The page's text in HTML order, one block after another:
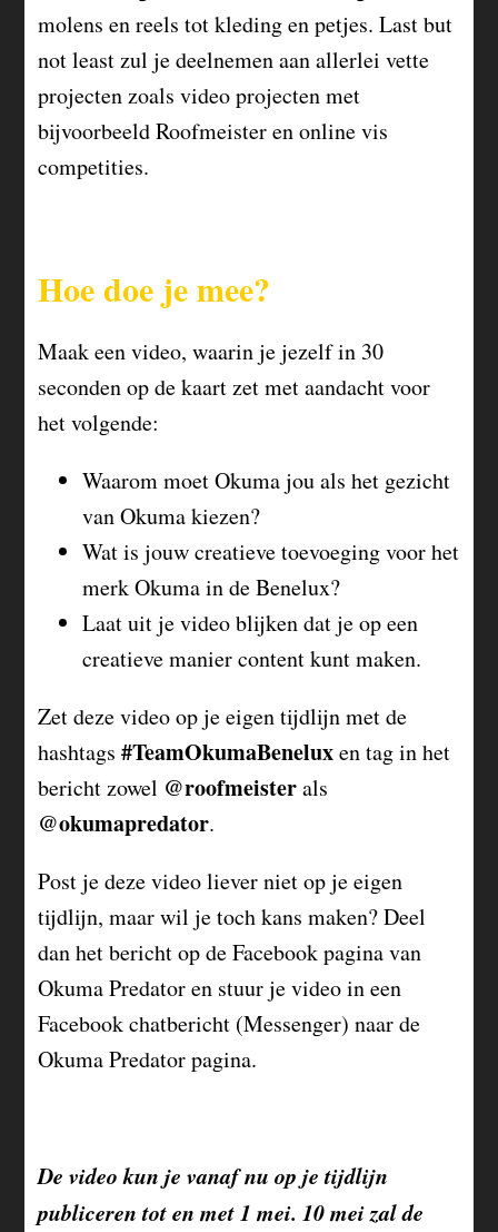
molens en reels tot kleding en petjes. Last but
not least zul je deelnemen aan allerlei vette
projecten zoals video projecten met
bijvoorbeeld Roofmeister en online vis
competities.
Hoe doe je mee?
Maak een video, waarin je jezelf in 30
seconden op de kaart zet met aandacht voor
het volgende:
Waarom moet Okuma jou als het gezicht
van Okuma kiezen?
Wat is jouw creatieve toevoeging voor het
merk Okuma in de Benelux?
Laat uit je video blijken dat je op een
creatieve manier content kunt maken.
Zet deze video op je eigen tijdlijn met de
hashtags#TeamOkumaBeneluxen tag in het
bericht zowel @roofmeisterals
@okumapredator.
Post je deze video liever niet op je eigen
tijdlijn, maar wil je toch kans maken? Deel
dan het bericht op de Facebook pagina van
Okuma Predator en stuur je video in een
Facebook chatbericht (Messenger) naar de
Okuma Predator pagina.
De video kun je vanaf nu op je tijdlijn
publiceren tot en met 1 mei. 10 mei zal de